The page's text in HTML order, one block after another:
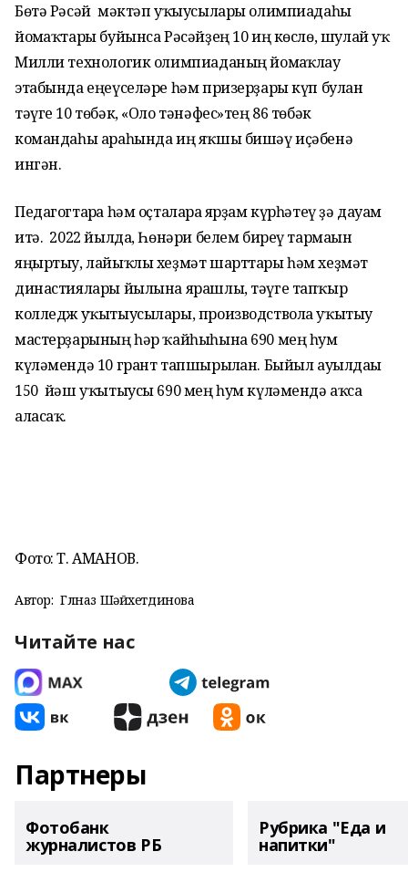
Бөтә Рәсәй мәктәп уҡыусылары олимпиадаһы
йомғаҡтары буйынса Рәсәйҙең 10 иң көслө, шулай уҡ
Милли технологик олимпиаданың йомғаҡлау
этабында еңеүселәре һәм призерҙары күп булған
тәүге 10 төбәк, «Оло тәнәфес»тең 86 төбәк
командаһы араһында иң яҡшы бишәү иҫәбенә
ингән.
Педагогтарға һәм оҫталарға ярҙам күрһәтеү ҙә дауам
итә. 2022 йылда, Һөнәри белем биреү тармағын
яңыртыу, лайыҡлы хеҙмәт шарттары һәм хеҙмәт
династиялары йылына ярашлы, тәүге тапҡыр
колледж уҡытыусылары, производствола уҡытыу
мастерҙарының һәр ҡайһыһына 690 мең һум
күләмендә 10 грант тапшырылған. Быйыл ауылдағы
150 йәш уҡытыусы 690 мең һум күләмендә аҡса
аласаҡ.
Фото: Т. АМАНОВ.
Автор: Гөлназ Шәйхетдинова
Читайте нас
Партнеры
Фотобанк
журналистов РБ
Рубрика "Еда и
напитки"